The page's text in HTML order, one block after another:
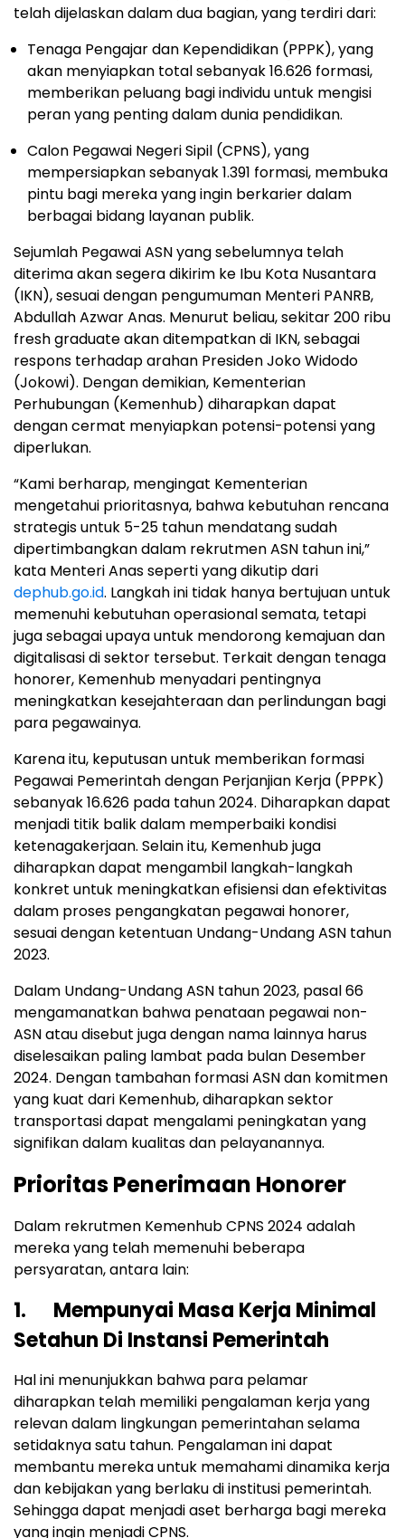
telah dijelaskan dalam dua bagian, yang terdiri dari:
Tenaga Pengajar dan Kependidikan (PPPK), yang
akan menyiapkan total sebanyak 16.626 formasi,
memberikan peluang bagi individu untuk mengisi
peran yang penting dalam dunia pendidikan.
Calon Pegawai Negeri Sipil (CPNS), yang
mempersiapkan sebanyak 1.391 formasi, membuka
pintu bagi mereka yang ingin berkarier dalam
berbagai bidang layanan publik.
Sejumlah Pegawai ASN yang sebelumnya telah
diterima akan segera dikirim ke Ibu Kota Nusantara
(IKN), sesuai dengan pengumuman Menteri PANRB,
Abdullah Azwar Anas. Menurut beliau, sekitar 200 ribu
fresh graduate akan ditempatkan di IKN, sebagai
respons terhadap arahan Presiden Joko Widodo
(Jokowi). Dengan demikian, Kementerian
Perhubungan (Kemenhub) diharapkan dapat
dengan cermat menyiapkan potensi-potensi yang
diperlukan.
“Kami berharap, mengingat Kementerian
mengetahui prioritasnya, bahwa kebutuhan rencana
strategis untuk 5-25 tahun mendatang sudah
dipertimbangkan dalam rekrutmen ASN tahun ini,”
kata Menteri Anas seperti yang dikutip dari
dephub.go.id. Langkah ini tidak hanya bertujuan untuk
memenuhi kebutuhan operasional semata, tetapi
juga sebagai upaya untuk mendorong kemajuan dan
digitalisasi di sektor tersebut. Terkait dengan tenaga
honorer, Kemenhub menyadari pentingnya
meningkatkan kesejahteraan dan perlindungan bagi
para pegawainya.
Karena itu, keputusan untuk memberikan formasi
Pegawai Pemerintah dengan Perjanjian Kerja (PPPK)
sebanyak 16.626 pada tahun 2024. Diharapkan dapat
menjadi titik balik dalam memperbaiki kondisi
ketenagakerjaan. Selain itu, Kemenhub juga
diharapkan dapat mengambil langkah-langkah
konkret untuk meningkatkan efisiensi dan efektivitas
dalam proses pengangkatan pegawai honorer,
sesuai dengan ketentuan Undang-Undang ASN tahun
2023.
Dalam Undang-Undang ASN tahun 2023, pasal 66
mengamanatkan bahwa penataan pegawai non-
ASN atau disebut juga dengan nama lainnya harus
diselesaikan paling lambat pada bulan Desember
2024. Dengan tambahan formasi ASN dan komitmen
yang kuat dari Kemenhub, diharapkan sektor
transportasi dapat mengalami peningkatan yang
signifikan dalam kualitas dan pelayanannya.
Prioritas Penerimaan Honorer
Dalam rekrutmen Kemenhub CPNS 2024 adalah
mereka yang telah memenuhi beberapa
persyaratan, antara lain:
1. Mempunyai Masa Kerja Minimal
Setahun Di Instansi Pemerintah
Hal ini menunjukkan bahwa para pelamar
diharapkan telah memiliki pengalaman kerja yang
relevan dalam lingkungan pemerintahan selama
setidaknya satu tahun. Pengalaman ini dapat
membantu mereka untuk memahami dinamika kerja
dan kebijakan yang berlaku di institusi pemerintah.
Sehingga dapat menjadi aset berharga bagi mereka
yang ingin menjadi CPNS.